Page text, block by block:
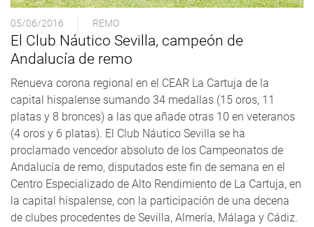
05/06/2016 REMO
El Club Náutico Sevilla, campeón de
Andalucía de remo
Renueva corona regional en el CEAR La Cartuja de la
capital hispalense sumando 34 medallas (15 oros, 11
platas y 8 bronces) a las que añade otras 10 en veteranos
(4 oros y 6 platas). El Club Náutico Sevilla se ha
proclamado vencedor absoluto de los Campeonatos de
Andalucía de remo, disputados este fin de semana en el
Centro Especializado de Alto Rendimiento de La Cartuja, en
la capital hispalense, con la participación de una decena
de clubes procedentes de Sevilla, Almería, Málaga y Cádiz.